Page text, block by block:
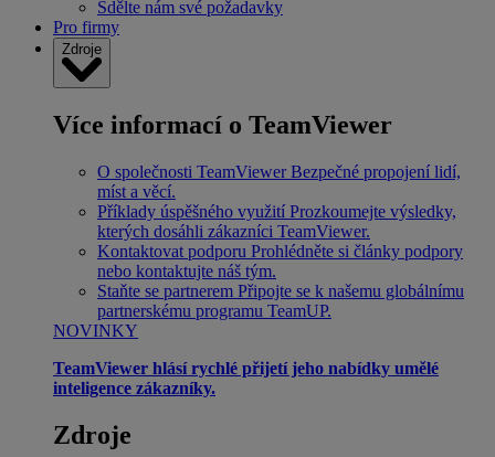
Sdělte nám své požadavky
Pro firmy
Zdroje
Více informací o TeamViewer
O společnosti TeamViewer Bezpečné propojení lidí,
míst a věcí.
Příklady úspěšného využití Prozkoumejte výsledky,
kterých dosáhli zákazníci TeamViewer.
Kontaktovat podporu Prohlédněte si články podpory
nebo kontaktujte náš tým.
Staňte se partnerem Připojte se k našemu globálnímu
partnerskému programu TeamUP.
NOVINKY
TeamViewer hlásí rychlé přijetí jeho nabídky umělé
inteligence zákazníky.
Zdroje